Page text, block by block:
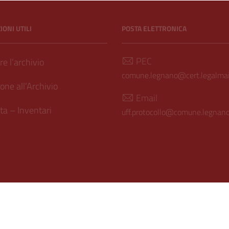
UTILI
l’archivio
all’Archivio
– Inventari
POSTA ELETTRONICA
PEC
Email